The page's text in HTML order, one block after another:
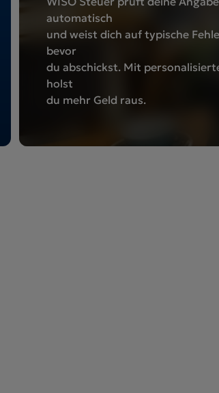
automatisch
und weist dich auf typische
bevor
du abschickst. Mit
holst
du mehr Geld raus.